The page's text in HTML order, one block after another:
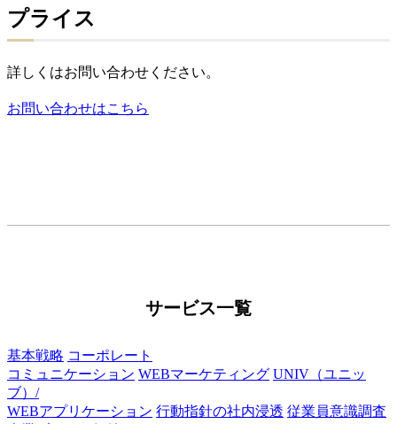
プライス
詳しくはお問い合わせください。
お問い合わせはこちら
サービス一覧
基本戦略 コーポレート
コミュニケーション WEBマーケティング UNIV（ユニッ
ブ）/
WEBアプリケーション 行動指針の社内浸透 従業員意識調査